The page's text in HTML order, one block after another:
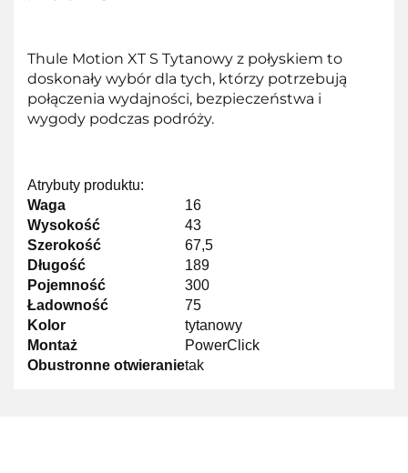
Thule Motion XT S Tytanowy z połyskiem to
doskonały wybór dla tych, którzy potrzebują
połączenia wydajności, bezpieczeństwa i
wygody podczas podróży.
Atrybuty produktu:
Waga
16
Wysokość
43
Szerokość
67,5
Długość
189
Pojemność
300
Ładowność
75
Kolor
tytanowy
Montaż
PowerClick
Obustronne otwieranietak